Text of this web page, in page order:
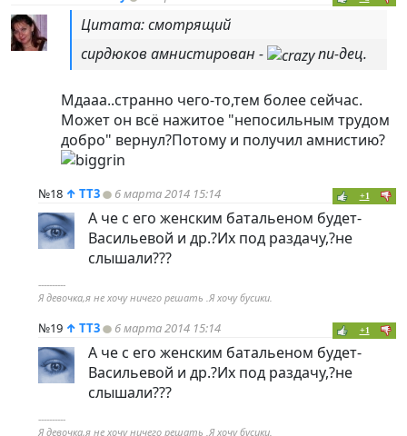
Цитата: смотрящий
сирдюков амнистирован -
пи-дец.
Мдааа..странно чего-то,тем более сейчас.
Может он всё нажитое "непосильным трудом
добро" вернул?Потому и получил амнистию?
№18 ↑ TT3 6 марта 2014 15:14 +1
А че с его женским батальеном будет-
Васильевой и др.?Их под раздачу,?не
слышали???
----------
Я девочка,я не хочу ничего решать .Я хочу бусики.
№19 ↑ TT3 6 марта 2014 15:14 +1
А че с его женским батальеном будет-
Васильевой и др.?Их под раздачу,?не
слышали???
----------
Я девочка,я не хочу ничего решать .Я хочу бусики.